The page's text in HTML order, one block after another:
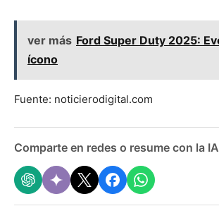
ver más Ford Super Duty 2025:
ícono
Fuente: noticierodigital.com
Comparte en redes o resume con la IA